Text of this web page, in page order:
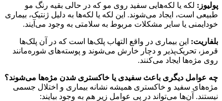
پولیوز: لکه یا لکه‌هایی سفید روی مو که در حالی بقیه رنگ مو
طبیعی است، ایجاد می‌شوند. این لکه یا لکه‌ها به دلیل ژنتیک، بیماری
خود‌ایمنی یا سایر مشکلات مربوط به سلامتی به وجود می‌آیند.
بلفاریت: این بیماری در واقع التهاب پلک‌ها است که در آن پلک‌ها
قرمز، تحریک‌پذیر و دچار خارش می‌شوند و پوسته‌های شوره‌مانند
روی مژه‌ها ایجاد می‌کنند.
چه عوامل دیگری باعث سفیدی یا خاکستری شدن مژه‌ها می‌شوند؟
مژه‌های سفید و خاکستری همیشه نشانه بیماری و اختلال جسمی
نیستند. آن‌ها می‌تواند در پی عوامل زیر هم به وجود بیایند: